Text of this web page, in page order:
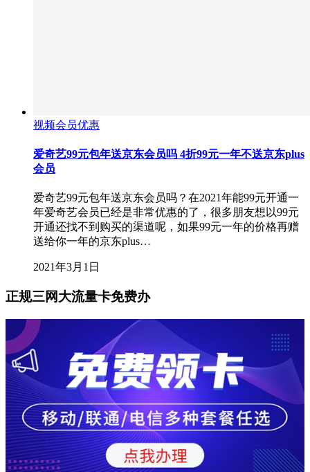
视频会员优惠
爱奇艺99元包年送京东会员吗 4折99元一年不送京东plus
会员
爱奇艺99元包年送京东会员吗？在2021年能99元开通一
年爱奇艺会员已经是非常优惠的了，很多朋友想以99元
开通还找不到购买的渠道呢，如果99元一年的价格再赠
送给你一年的京东plus…
2021年3月1日
正规三网大流量卡免费办